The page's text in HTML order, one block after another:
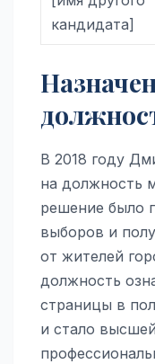
кандидата]
В 2018 году
на должность
решение было
выборов и
от жителей
должность
страницы в
и стало